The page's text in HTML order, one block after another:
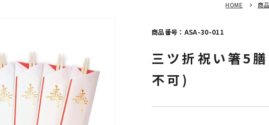
コスメグッズ
食品・スイーツ
タオル・ハンカチ
傘・レイングッズ
151～200円
251～300円
301～400円
HOME 商
商品番号：ASA-30-011
三ツ折祝い箸5
不可)